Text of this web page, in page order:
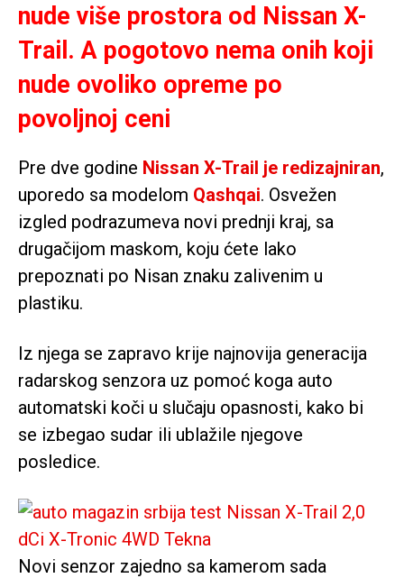
nude više prostora od Nissan X-
Trail. A pogotovo nema onih koji
nude ovoliko opreme po
povoljnoj ceni
Pre dve godine Nissan X-Trail je redizajniran,
uporedo sa modelom Qashqai. Osvežen
izgled podrazumeva novi prednji kraj, sa
drugačijom maskom, koju ćete lako
prepoznati po Nisan znaku zalivenim u
plastiku.
Iz njega se zapravo krije najnovija generacija
radarskog senzora uz pomoć koga auto
automatski koči u slučaju opasnosti, kako bi
se izbegao sudar ili ublažile njegove
posledice.
Novi senzor zajedno sa kamerom sada